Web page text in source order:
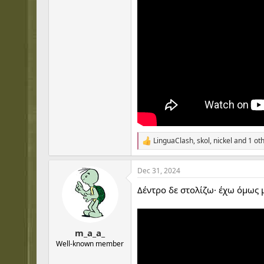
R
e
a
c
i
n
LinguaClash,skol, nickel and 1
m_a_a_
Well-known member
Dec 31, 2024
Δέντρο δε στολίζω· έχω όμως